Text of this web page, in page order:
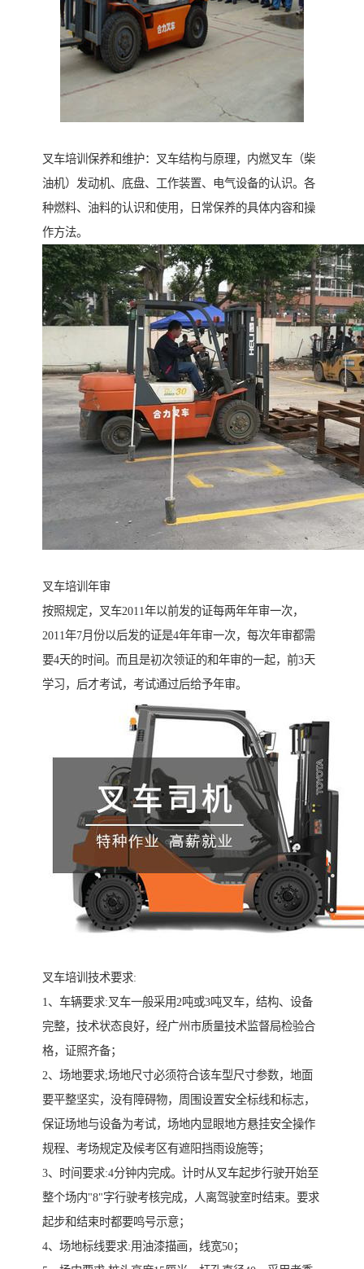
叉车培训保养和维护：叉车结构与原理，内燃叉车（柴
油机）发动机、底盘、工作装置、电气设备的认识。各
种燃料、油料的认识和使用，日常保养的具体内容和操
作方法。
叉车培训年审
按照规定，叉车2011年以前发的证每两年年审一次，
2011年7月份以后发的证是4年年审一次，每次年审都需
要4天的时间。而且是初次领证的和年审的一起，前3天
学习，后才考试，考试通过后给予年审。
叉车培训技术要求:
1、车辆要求:叉车一般采用2吨或3吨叉车，结构、设备
完整，技术状态良好，经广州市质量技术监督局检验合
格，证照齐备；
2、场地要求;场地尺寸必须符合该车型尺寸参数，地面
要平整坚实，没有障碍物，周围设置安全标线和标志，
保证场地与设备为考试，场地内显眼地方悬挂安全操作
规程、考场规定及候考区有遮阳挡雨设施等；
3、时间要求:4分钟内完成。计时从叉车起步行驶开始至
整个场内"8"字行驶考核完成，人离驾驶室时结束。要求
起步和结束时都要鸣号示意；
4、场地标线要求:用油漆描画，线宽50；